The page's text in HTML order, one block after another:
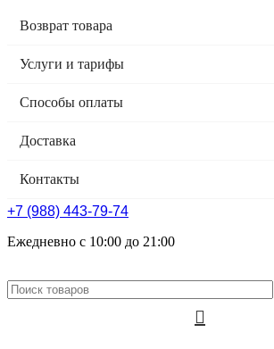
Возврат товара
Услуги и тарифы
Способы оплаты
Доставка
Контакты
+7 (988) 443-79-74
Ежедневно с 10:00 до 21:00